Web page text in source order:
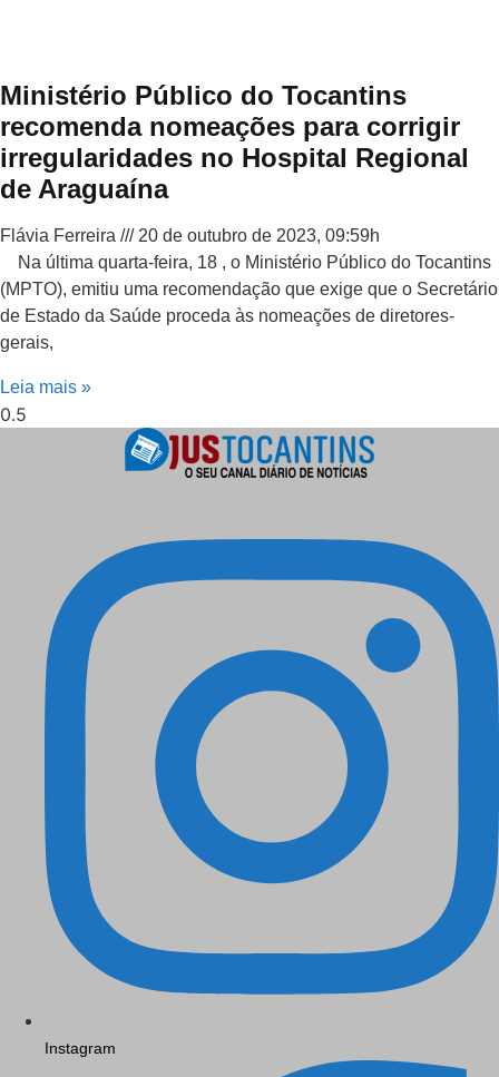
Ministério Público do Tocantins
recomenda nomeações para corrigir
irregularidades no Hospital Regional
de Araguaína
Flávia Ferreira
20 de outubro de 2023, 09:59h
Na última quarta-feira, 18 , o Ministério Público do Tocantins
(MPTO), emitiu uma recomendação que exige que o Secretário
de Estado da Saúde proceda às nomeações de diretores-
gerais,
Leia mais »
Instagram